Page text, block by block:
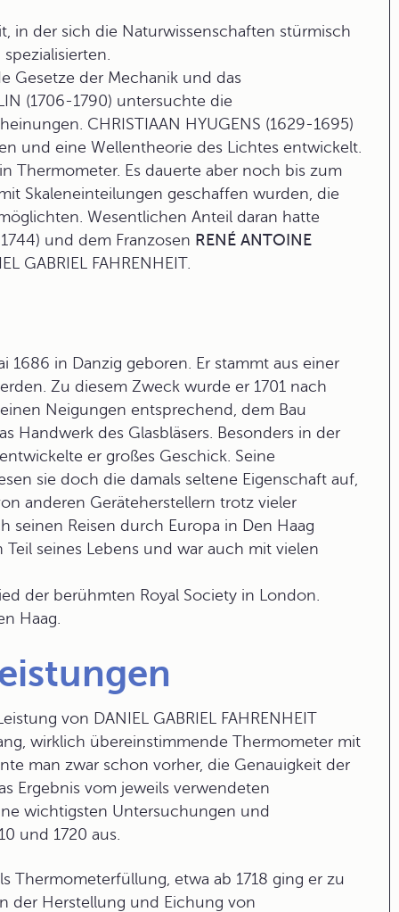
in der sich die Naturwissenschaften stürmisch
Gesetze der Mechanik und das
(1706-1790) untersuchte die
CHRISTIAAN HYUGENS (1629-1695)
und eine Wellentheorie des Lichtes entwickelt.
Thermometer. Es dauerte aber noch bis zum
Skaleneinteilungen geschaffen wurden, die
Wesentlichen Anteil daran hatte
und dem Franzosen RENÉ ANTOINE
GABRIEL FAHRENHEIT.
1686 in Danzig geboren. Er stammt aus einer
Zu diesem Zweck wurde er 1701 nach
Neigungen entsprechend, dem Bau
Handwerk des Glasbläsers. Besonders in der
er großes Geschick. Seine
sie doch die damals seltene Eigenschaft auf,
anderen Geräteherstellern trotz vieler
seinen Reisen durch Europa in Den Haag
seines Lebens und war auch mit vielen
der berühmten Royal Society in London.
Haag.
von DANIEL GABRIEL FAHRENHEIT
wirklich übereinstimmende Thermometer mit
man zwar schon vorher, die Genauigkeit der
Ergebnis vom jeweils verwendeten
wichtigsten Untersuchungen und
und 1720 aus.
Thermometerfüllung, etwa ab 1718 ging er zu
der Herstellung und Eichung von